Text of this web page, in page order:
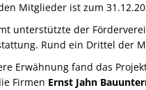
Mitglieder ist zum
unterstützte der
Rund ein Drittel der
Erwähnung fand das
Firmen Ernst Jahn